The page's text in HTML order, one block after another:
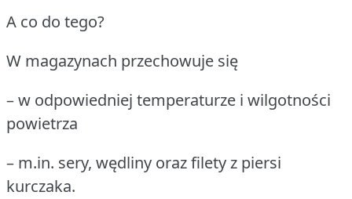
A co do tego?
W magazynach przechowuje się
– w odpowiedniej temperaturze i wilgotności
powietrza
– m.in. sery, wędliny oraz filety z piersi
kurczaka.